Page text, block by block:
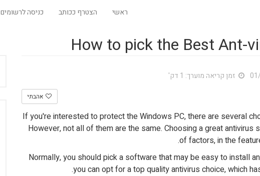
ראשי הצטרף ככותב כניסה לרשומים
How to pick the Best Ant-
זמן קריאה מוערך: 1 דק'
אהבתי
If you're interested to protect the Windows PC, there are several
However, not all of them are the same. Choosing a great
of factors, in the
Normally, you should pick a software that may be easy to install
you can opt for a top quality antivirus choice, which